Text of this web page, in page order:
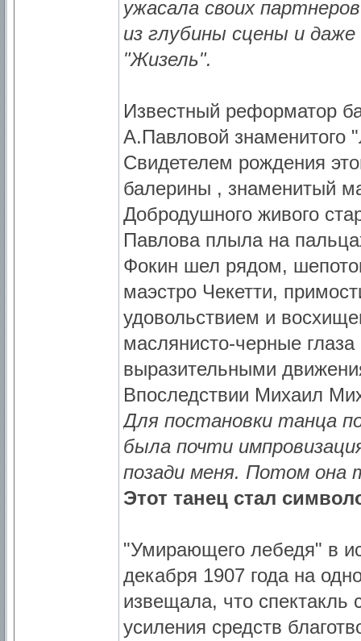
ужасала своих
из глубины сцены и даже
"Жизель".
Известный реформатор
А.Павловой знаменитого
Свидетелем рождения
балерины , знаменитый
Добродушного живого
Павлова плыла на
Фокин шел рядом,
маэстро Чекетти,
удовольствием и
маслянисто-черные
выразительными
Впоследствии Михаил
Для постановки танца
была почти
позади меня. Потом она
Этот танец стал
"Умирающего лебедя" в
декабря 1907 года на
извещала, что спектакль
усиления средств